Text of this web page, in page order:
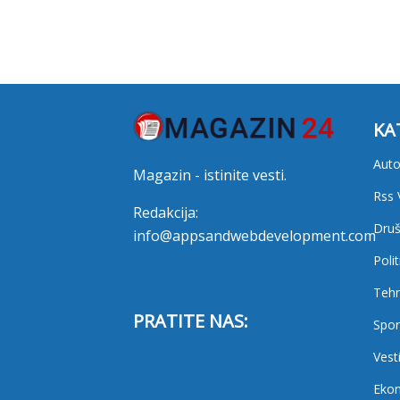
Magazin - istinite vesti.
Redakcija:
info@appsandwebdevelopment.com
PRATITE NAS:
Rss